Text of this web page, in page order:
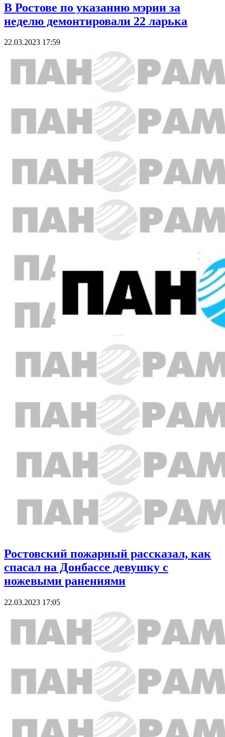
В Ростове по указанию мэрии за
неделю демонтировали 22 ларька
22.03.2023 17:59
Ростовский пожарный рассказал, как
спасал на Донбассе девушку с
ножевыми ранениями
22.03.2023 17:05